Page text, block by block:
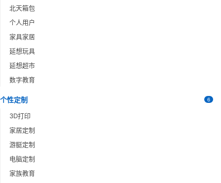
北天箱包
个人用户
家具家居
延想玩具
延想超市
数字教育
个性定制 6
3D打印
家居定制
游脡定制
电脑定制
家族教育